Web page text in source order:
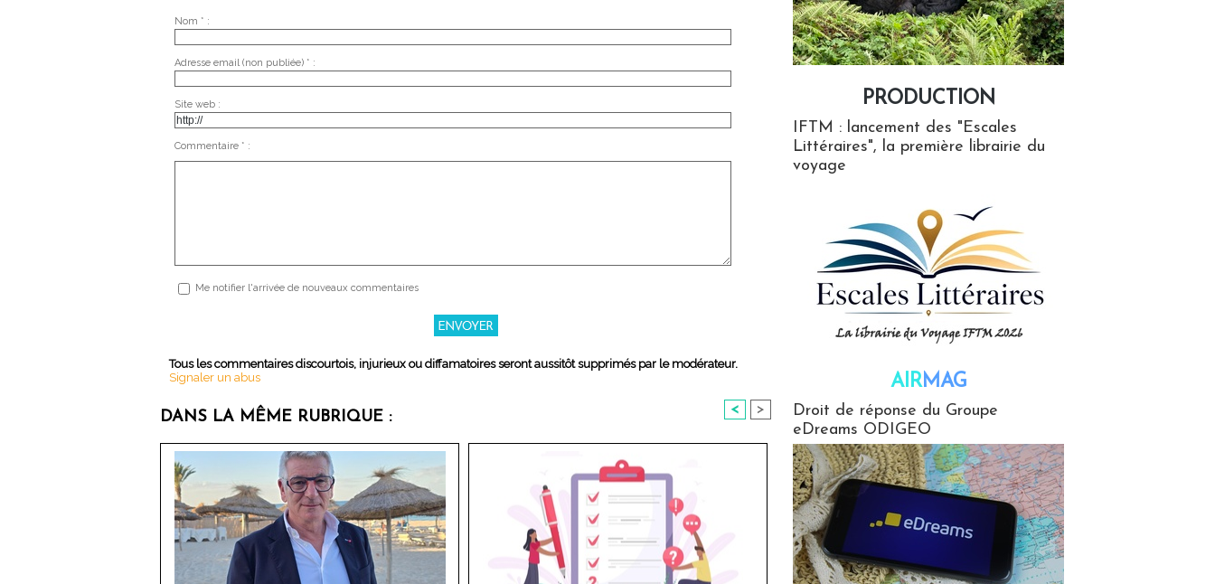
Nom * :
Adresse email (non publiée) * :
Site web :
Commentaire * :
Me notifier l'arrivée de nouveaux commentaires
Tous les commentaires discourtois, injurieux ou diffamatoires seront aussitôt supprimés par le modérateur.
Signaler un abus
DANS LA MÊME RUBRIQUE : < >
PRODUCTION
IFTM : lancement des "Escales
Littéraires", la première librairie du
voyage
AIRMAG
Droit de réponse du Groupe
eDreams ODIGEO